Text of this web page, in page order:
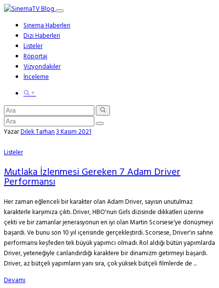
Sinema Haberleri
Dizi Haberleri
Listeler
Röportaj
Vizyondakiler
İnceleme
YazarDilek Tarhan3 Kasım 2021
Listeler
Mutlaka İzlenmesi Gereken 7 Adam Driver
Performansı
Her zaman eğlenceli bir karakter olan Adam Driver, sayısın unutulmaz
karakterle karşımıza çıktı. Driver, HBO'nun Girls dizisinde dikkatleri üzerine
çekti ve bir zamanlar jenerasyonun en iyi olan Martin Scorsese'ye dönüşmeyi
başardı. Ve bunu son 10 yıl içerisinde gerçekleştirdi. Scorsese, Driver'ın sahne
performansı keşfeden tek büyük yapımcı olmadı. Rol aldığı bütün yapımlarda
Driver, yeteneğiyle canlandırdığı karaktere bir dinamizm getirmeyi başardı.
Driver, az bütçeli yapımların yanı sıra, çok yüksek bütçeli filmlerde de ...
Devamı